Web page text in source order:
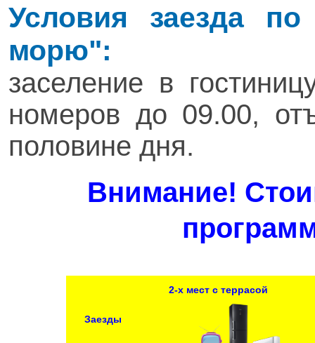
Условия заезда
морю":
заселение в
номеров до 09.00,
половине дня.
Внимание!
Заезды
2-х мест с террасой